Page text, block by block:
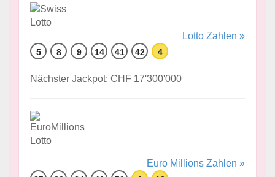
Lotto Zahlen »
5 8 9 14 41 42 4
Nächster Jackpot: CHF 17'300'000
Euro Millions Zahlen »